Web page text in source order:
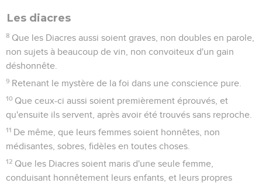
Les diacres
8 Que les Diacres aussi soient graves, non doubles en parole,
non sujets à beaucoup de vin, non convoiteux d'un gain
déshonnête.
9 Retenant le mystère de la foi dans une conscience pure.
10 Que ceux-ci aussi soient premièrement éprouvés, et
qu'ensuite ils servent, après avoir été trouvés sans reproche.
11 De même, que leurs femmes soient honnêtes, non
médisantes, sobres, fidèles en toutes choses.
12 Que les Diacres soient maris d'une seule femme,
conduisant honnêtement leurs enfants, et leurs propres